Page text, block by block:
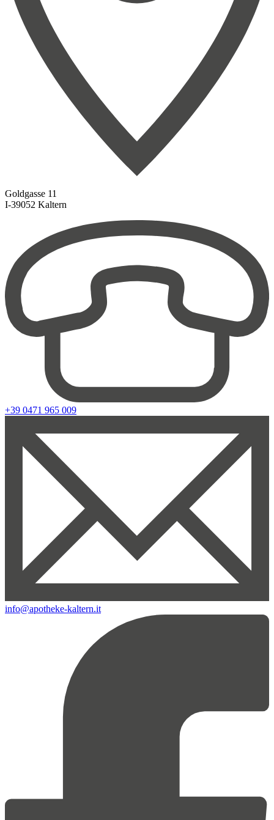
Goldgasse 11
I-39052 Kaltern
+39 0471 965 009
info@apotheke-kaltern.it